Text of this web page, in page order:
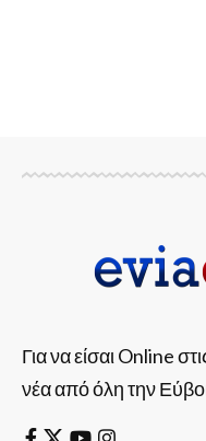
Για να είσαι Online
νέα από όλη την